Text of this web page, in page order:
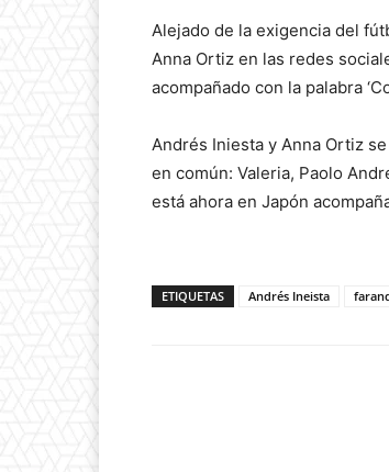
Alejado de la exigencia del
Anna Ortiz en las redes
acompañado con la palabra
Andrés Iniesta y Anna Ortiz
en común: Valeria, Paolo
está ahora en Japón
ETIQUETAS Andrés Ineista